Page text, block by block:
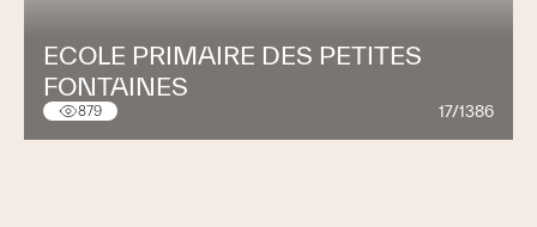
ECOLE PRIMAIRE DES PETITES
FONTAINES
879 17/1386